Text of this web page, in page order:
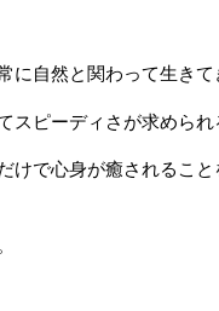
に自然と関わって生きて
スピーディさが求めら
けで心身が癒されるこ